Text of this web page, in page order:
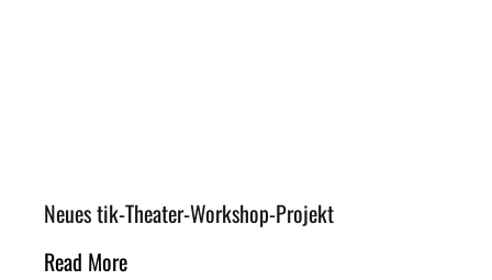
Neues tik-Theater-Workshop-Projekt
Read More